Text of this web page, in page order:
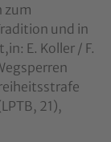
zum
und in
E. Koller / F.
21),